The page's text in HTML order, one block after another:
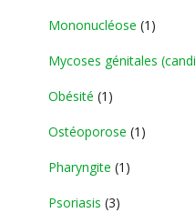
Mononucléose (1)
Mycoses génitales
Obésité (1)
Ostéoporose (1)
Pharyngite (1)
Psoriasis (3)